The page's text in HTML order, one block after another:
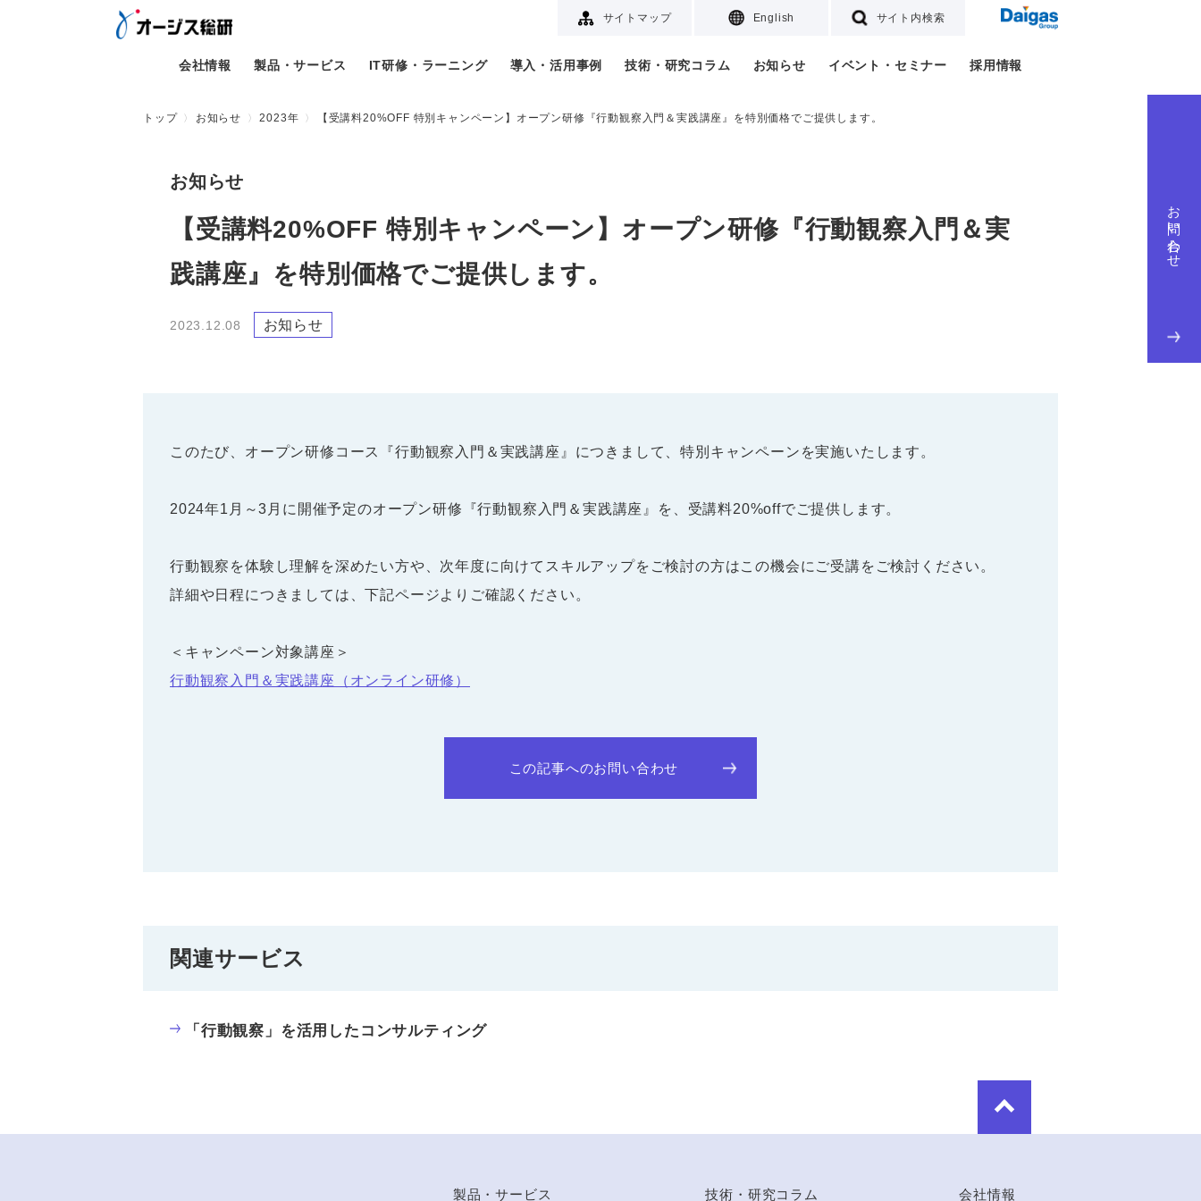
サイトマップ English サイト内検索
会社情報 製品・サービス IT研修・ラーニング 導入・活用事例 技術・研究コラム お知らせ イベント・セミナー 採用情報
お問い合わせ
トップ お知らせ 2023年 【受講料20%OFF 特別キャンペーン】オープン研修『行動観察入門＆実践講座』を特別価格でご提供します。
お知らせ
【受講料20%OFF 特別キャンペーン】オープン研修『行動観察入門＆実
践講座』を特別価格でご提供します。
2023.12.08 お知らせ
このたび、オープン研修コース『行動観察入門＆実践講座』につきまして、特別キャンペーンを実施いたします。
2024年1月～3月に開催予定のオープン研修『行動観察入門＆実践講座』を、受講料20%offでご提供します。
行動観察を体験し理解を深めたい方や、次年度に向けてスキルアップをご検討の方はこの機会にご受講をご検討ください。
詳細や日程につきましては、下記ページよりご確認ください。
＜キャンペーン対象講座＞
行動観察入門＆実践講座（オンライン研修）
この記事へのお問い合わせ
関連サービス
「行動観察」を活用したコンサルティング
製品・サービス 技術・研究コラム 会社情報